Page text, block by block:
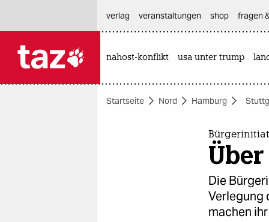
themen
verlag
veranstaltungen shop fragen
nahost-konflikt usa unter trump
Startseite Nord Hamburg
Die
Verlegung
machen